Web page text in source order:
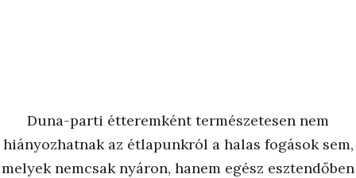
Duna-parti étteremként természetesen nem
hiányozhatnak az étlapunkról a halas fogások sem,
melyek nemcsak nyáron, hanem egész esztendőben